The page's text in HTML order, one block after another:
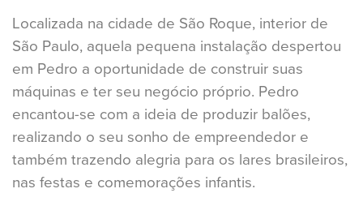
Localizada na cidade de São Roque, interior de
São Paulo, aquela pequena instalação despertou
em Pedro a oportunidade de construir suas
máquinas e ter seu negócio próprio. Pedro
encantou-se com a ideia de produzir balões,
realizando o seu sonho de empreendedor e
também trazendo alegria para os lares brasileiros,
nas festas e comemorações infantis.